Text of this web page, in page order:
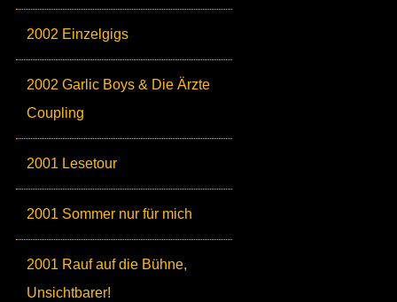
2002 Einzelgigs
2002 Garlic Boys & Die Ärzte
Coupling
2001 Lesetour
2001 Sommer nur für mich
2001 Rauf auf die Bühne,
Unsichtbarer!